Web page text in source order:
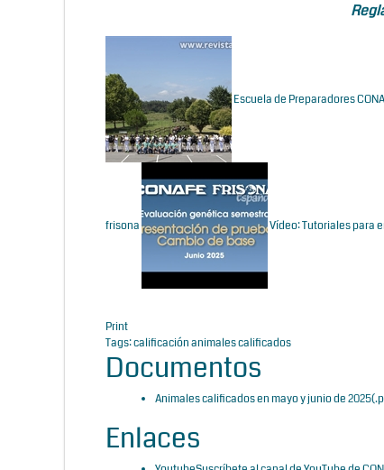
Escuela de Preparadores
frisona Vídeo: Tutoriales para
Print
Tags:calificaciónanimales calificados
Documentos
Animales calificados en mayo y junio de 2025(
Enlaces